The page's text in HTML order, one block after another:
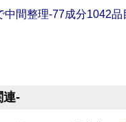
中間整理‐77成分1042品
‐